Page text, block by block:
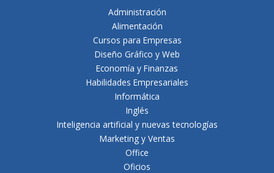
Administración
Alimentación
Cursos para Empresas
Diseño Gráfico y Web
Economía y Finanzas
Habilidades Empresariales
Informática
Inglés
Inteligencia artificial y nuevas tecnologías
Marketing y Ventas
Office
Oficios